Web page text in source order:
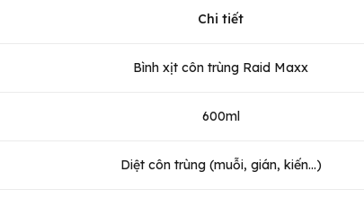
Chi tiết
Bình xịt côn trùng Raid Maxx
600ml
Diệt côn trùng (muỗi, gián, kiến...)